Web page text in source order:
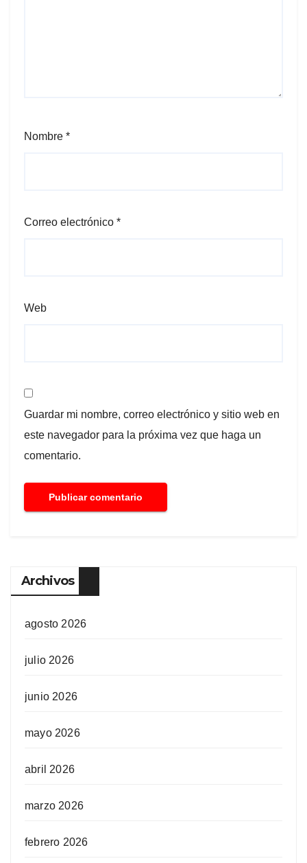
Nombre *
Correo electrónico *
Web
Guardar mi nombre, correo electrónico y sitio web en
este navegador para la próxima vez que haga un
comentario.
Archivos
agosto 2026
julio 2026
junio 2026
mayo 2026
abril 2026
marzo 2026
febrero 2026